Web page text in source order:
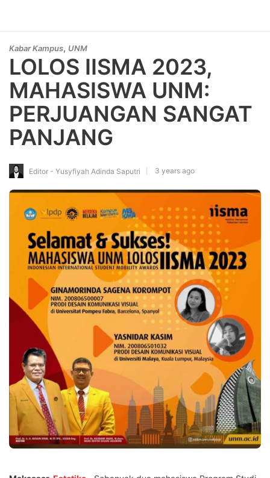
Kabar Kampus, UNM
LOLOS IISMA 2023,
MAHASISWA UNM:
PERJUANGAN SANGAT
PANJANG
Editor - Yusyfiyah Adinda Saputri 3 years ago